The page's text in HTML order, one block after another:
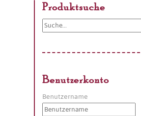
Produktsuche
Benutzerkonto
Benutzername